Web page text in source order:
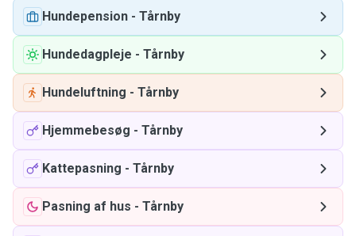
Hundepension - Tårnby
Hundedagpleje - Tårnby
Hundeluftning - Tårnby
Hjemmebesøg - Tårnby
Kattepasning - Tårnby
Pasning af hus - Tårnby